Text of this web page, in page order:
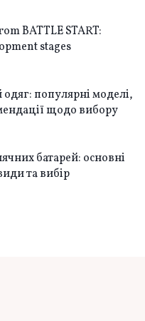
BATTLE START:
stages
популярні моделі,
щодо вибору
батарей: основні
та вибір